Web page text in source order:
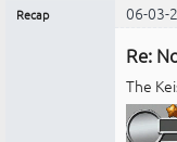
Recap 06-03-
Re:
The